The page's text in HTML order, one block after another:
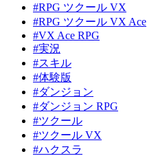
#RPG ツクール VX
#RPG ツクール VX Ace
#VX Ace RPG
#実況
#スキル
#体験版
#ダンジョン
#ダンジョン RPG
#ツクール
#ツクール VX
#ハクスラ